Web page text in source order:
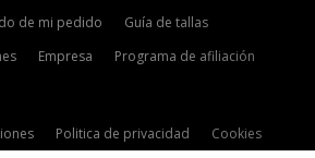
de mi pedido
Guía de tallas
Empresa Programa de afiliación
Politica de privacidad
Cookies